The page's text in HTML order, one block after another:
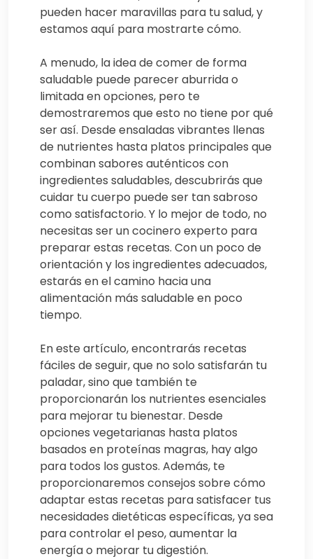
pueden hacer maravillas para tu salud, y
estamos aquí para mostrarte cómo.
A menudo, la idea de comer de forma
saludable puede parecer aburrida o
limitada en opciones, pero te
demostraremos que esto no tiene por qué
ser así. Desde ensaladas vibrantes llenas
de nutrientes hasta platos principales que
combinan sabores auténticos con
ingredientes saludables, descubrirás que
cuidar tu cuerpo puede ser tan sabroso
como satisfactorio. Y lo mejor de todo, no
necesitas ser un cocinero experto para
preparar estas recetas. Con un poco de
orientación y los ingredientes adecuados,
estarás en el camino hacia una
alimentación más saludable en poco
tiempo.
En este artículo, encontrarás recetas
fáciles de seguir, que no solo satisfarán tu
paladar, sino que también te
proporcionarán los nutrientes esenciales
para mejorar tu bienestar. Desde
opciones vegetarianas hasta platos
basados en proteínas magras, hay algo
para todos los gustos. Además, te
proporcionaremos consejos sobre cómo
adaptar estas recetas para satisfacer tus
necesidades dietéticas específicas, ya sea
para controlar el peso, aumentar la
energía o mejorar tu digestión.